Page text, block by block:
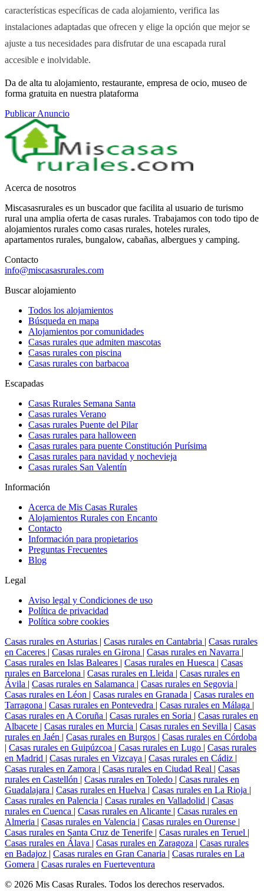
características específicas de cada alojamiento, verifica las
instalaciones adaptadas que ofrecen y elige la opción que mejor se
ajuste a tus necesidades para disfrutar de una escapada rural
accesible e inolvidable.
Da de alta tu alojamiento, restaurante, empresa de ocio, museo de
forma gratuita en nuestra plataforma
Publicar Anuncio
Acerca de nosotros
Miscasasrurales es un buscador que facilita al usuario de turismo
rural una amplia oferta de casas rurales. Trabajamos con todo tipo de
alojamientos rurales como casas rurales, hoteles rurales,
apartamentos rurales, bungalow, cabañas, albergues y camping.
Contacto
info@miscasasrurales.com
Buscar alojamiento
Todos los alojamientos
Búsqueda en mapa
Alojamientos por comunidades
Casas rurales que admiten mascotas
Casas rurales con piscina
Casas rurales con barbacoa
Escapadas
Casas Rurales Semana Santa
Casas rurales Verano
Casas rurales Puente del Pilar
Casas rurales para halloween
Casas rurales para puente Constitución Purísima
Casas rurales para navidad y nochevieja
Casas rurales San Valentín
Información
Acerca de Mis Casas Rurales
Alojamientos Rurales con Encanto
Contacto
Información para propietarios
Preguntas Frecuentes
Blog
Legal
Aviso legal y Condiciones de uso
Política de privacidad
Política sobre cookies
Casas rurales en Asturias | Casas rurales en Cantabria | Casas rurales
en Caceres | Casas rurales en Girona | Casas rurales en Navarra |
Casas rurales en Islas Baleares | Casas rurales en Huesca | Casas
rurales en Barcelona | Casas rurales en Lleida | Casas rurales en
Ávila | Casas rurales en Salamanca | Casas rurales en Segovia |
Casas rurales en Léon | Casas rurales en Granada | Casas rurales en
Tarragona | Casas rurales en Pontevedra | Casas rurales en Málaga |
Casas rurales en A Coruña | Casas rurales en Soria | Casas rurales en
Albacete | Casas rurales en Murcia | Casas rurales en Sevilla | Casas
rurales en Jaén | Casas rurales en Burgos | Casas rurales en Córdoba
| Casas rurales en Guipúzcoa | Casas rurales en Lugo | Casas rurales
en Madrid | Casas rurales en Vizcaya | Casas rurales en Cádiz |
Casas rurales en Zamora | Casas rurales en Ciudad Real | Casas
rurales en Castellón | Casas rurales en Toledo | Casas rurales en
Guadalajara | Casas rurales en Huelva | Casas rurales en La Rioja |
Casas rurales en Palencia | Casas rurales en Valladolid | Casas
rurales en Cuenca | Casas rurales en Alicante | Casas rurales en
Almeria | Casas rurales en Valencia | Casas rurales en Ourense |
Casas rurales en Santa Cruz de Tenerife | Casas rurales en Teruel |
Casas rurales en Álava | Casas rurales en Zaragoza | Casas rurales
en Badajoz | Casas rurales en Gran Canaria | Casas rurales en La
Gomera | Casas rurales en Fuerteventura
© 2026 Mis Casas Rurales. Todos los derechos reservados.